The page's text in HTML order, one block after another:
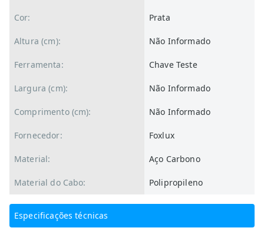
Cor: Prata
Altura (cm): Não Informado
Ferramenta: Chave Teste
Largura (cm): Não Informado
Comprimento (cm): Não Informado
Fornecedor: Foxlux
Material: Aço Carbono
Material do Cabo: Polipropileno
Especificações técnicas